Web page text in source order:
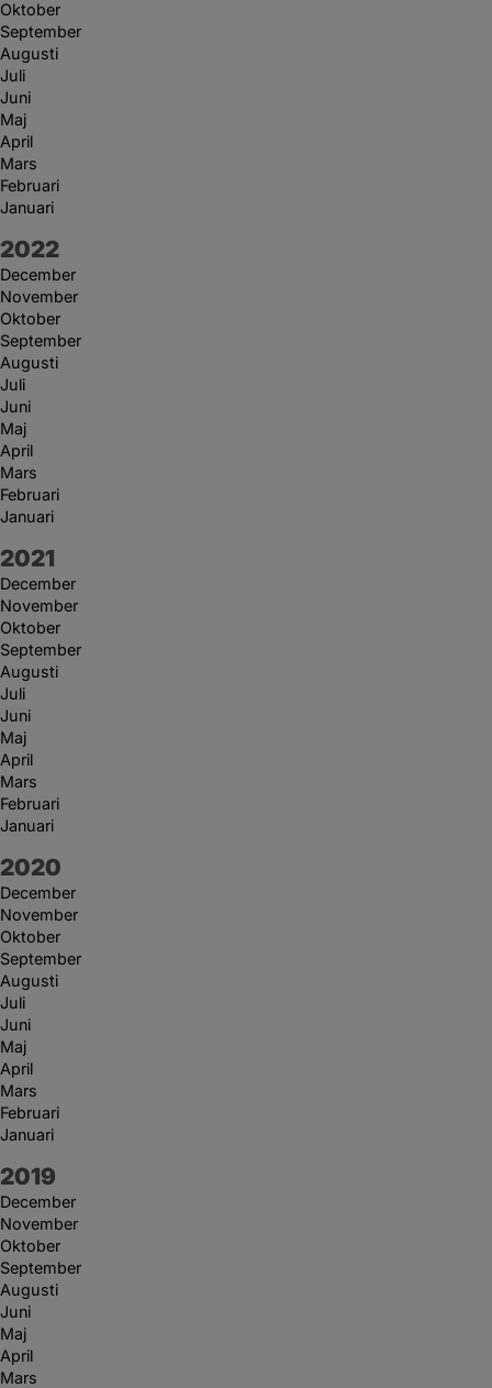
Oktober
September
Augusti
Juli
Juni
Maj
April
Mars
Februari
Januari
År:
2022
December
November
Oktober
September
Augusti
Juli
Juni
Maj
April
Mars
Februari
Januari
År:
2021
December
November
Oktober
September
Augusti
Juli
Juni
Maj
April
Mars
Februari
Januari
År:
2020
December
November
Oktober
September
Augusti
Juli
Juni
Maj
April
Mars
Februari
Januari
År:
2019
December
November
Oktober
September
Augusti
Juni
Maj
April
Mars